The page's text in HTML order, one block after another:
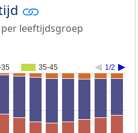
leeftijdsgroep
35-45 1/2